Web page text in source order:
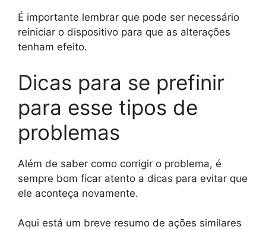
É importante lembrar que pode ser necessário
reiniciar o dispositivo para que as alterações
tenham efeito.
Dicas para se prefinir
para esse tipos de
problemas
Além de saber como corrigir o problema, é
sempre bom ficar atento a dicas para evitar que
ele aconteça novamente.
Aqui está um breve resumo de ações similares